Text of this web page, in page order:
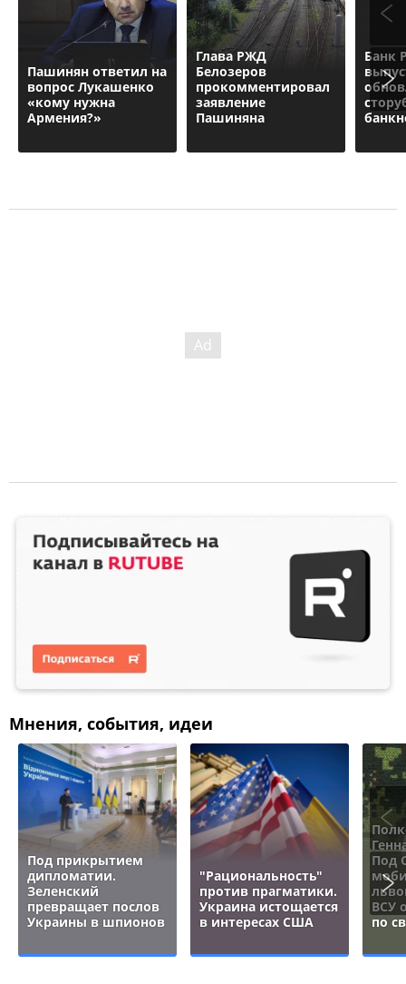
Пашинян ответил на
вопрос Лукашенко
«кому нужна
Армения?»
Глава РЖД
Белозеров
прокомментировал
заявление
Пашиняна
Банк
Мнения, события, идеи
Под прикрытием
дипломатии.
Зеленский
превращает послов
Украины в шпионов
"Рациональность"
против прагматики.
Украина истощается
в интересах США
Под
ВСУ
по